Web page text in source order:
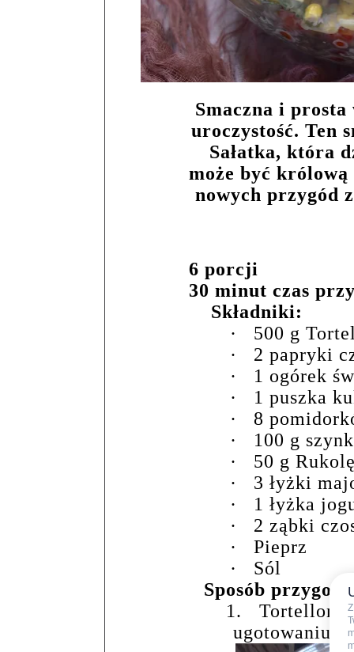
Smaczna i
uroczystość. Ten
Sałatka, która
może być królową
nowych przygód
6 porcji
30 minut czas
Składniki:
·
500 g
·
2 papryki
·
1 ogórek
·
1 puszka
·
8
·
100 g
·
50 g
·
3 łyżki
·
1 łyżka
·
2 ząbki
·
Pieprz
·
Sól
Sposób
1.
ugotowaniu